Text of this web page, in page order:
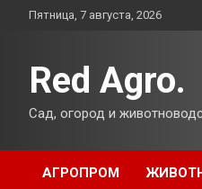
ПерейтиПятница, 7 августа, 2026
Red Agro.
Сад, огород и
АГРОПРОМ